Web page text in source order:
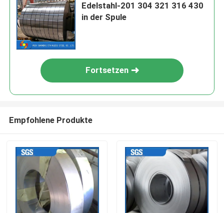
Edelstahl-201 304 321 316 430
in der Spule
Fortsetzen
Empfohlene Produkte